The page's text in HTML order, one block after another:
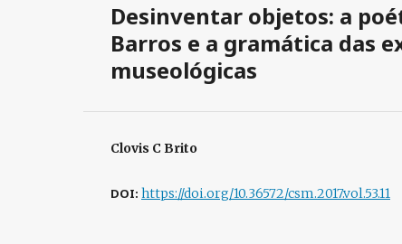
Desinventar objetos: a
Barros e a gramática das
museológicas
Clovis C Brito
DOI: https://doi.org/10.36572/csm.2017.vol.53.11